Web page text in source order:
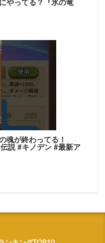
やってる？『氷の竜
魂が終わってる！
説 #キノデン #最新ア